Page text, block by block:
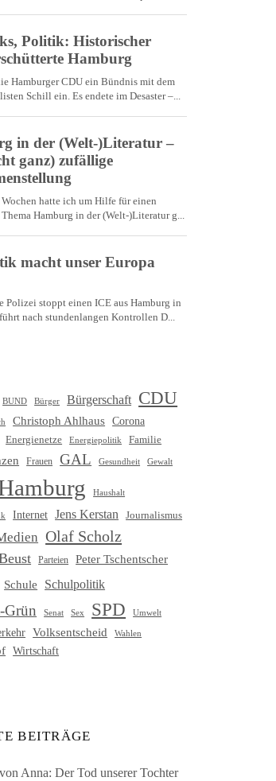
BUND Bürger Bürgerschaft CDU
Christoph Ahlhaus
Corona
Energienetze Energiepolitik
Familie
Frauen GAL Gesundheit Gewalt
Haushalt
Internet Jens Kerstan Journalismus
Olaf Scholz
Parteien Peter Tschentscher
Schule Schulpolitik
Grün Senat Sex SPD Umwelt
Volksentscheid Wahlen
Wirtschaft
BEITRÄGE
Anna: Der Tod unserer Tochter